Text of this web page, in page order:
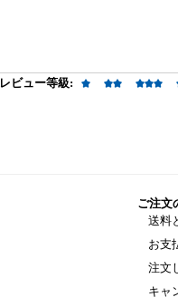
レビュー等級:
ご注文
送料
お支
注文
キャ